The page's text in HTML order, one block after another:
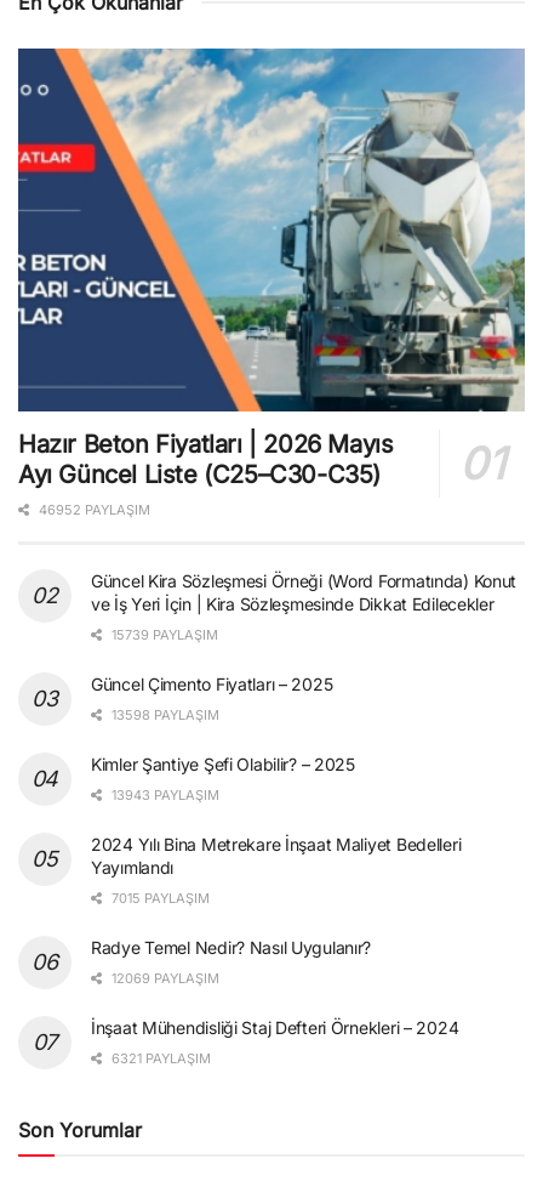
Hazır Beton Fiyatları | 2026 Mayıs
Ayı Güncel Liste (C25–C30-C35)
46952 PAYLAŞIM
Güncel Kira Sözleşmesi Örneği (Word Formatında) Konut
ve İş Yeri İçin | Kira Sözleşmesinde Dikkat Edilecekler
15739 PAYLAŞIM
Güncel Çimento Fiyatları – 2025
13598 PAYLAŞIM
Kimler Şantiye Şefi Olabilir? – 2025
13943 PAYLAŞIM
2024 Yılı Bina Metrekare İnşaat Maliyet Bedelleri
Yayımlandı
7015 PAYLAŞIM
Radye Temel Nedir? Nasıl Uygulanır?
12069 PAYLAŞIM
İnşaat Mühendisliği Staj Defteri Örnekleri – 2024
6321 PAYLAŞIM
Son Yorumlar